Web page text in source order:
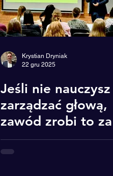
Krystian Dryniak
22 gru 2025
Jeśli nie
zarządzać głową,
zawód zrobi to za
Ciebie